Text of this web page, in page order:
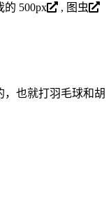
的 500px , 图虫
，也就打羽毛球和胡